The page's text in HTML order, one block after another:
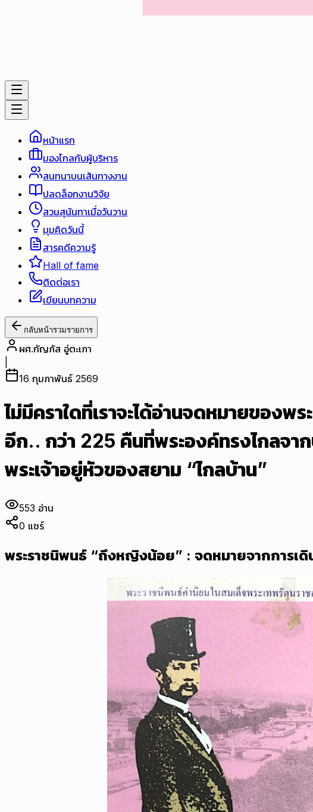
หน้าแรก
มองไกลกับผู้บริหาร
สนทนาบนเส้นทางงาน
ปลดล็อกงานวิจัย
สวนสุนันทาเมื่อวันวาน
มุมคิดวันนี้
สารคดีความรู้
Hall of fame
ติดต่อเรา
เขียนบทความ
กลับหน้ารวมรายการ
ผศ.กัญภัส อู่ตะเภา
16 กุมภาพันธ์ 2569
ไม่มีคราใดที่เราจะได้อ่านจดหมายของ
อีก.. กว่า 225 คืนที่พระองค์ทรงไกลจา
พระเจ้าอยู่หัวของสยาม “ไกลบ้าน”
553 อ่าน
0 แชร์
พระราชนิพนธ์ “ถึงหญิงน้อย” : จดหมายจากการเดิ